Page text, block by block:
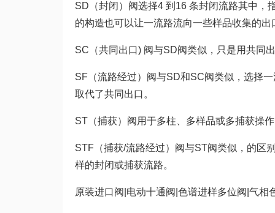
SD（封闭）阀选择4 到16 条封闭流路其中，
的构造也可以让一流路流向一些样品收集的出
SC（共同出口) 阀与SD阀类似，只是用共同
SF（流路经过）阀与SD和SC阀类似，选择
取代了共同出口。
ST（捕获）阀用于多柱、多样品或多捕获操
STF（捕获/流路经过）阀与ST阀类似，的区
样的封闭或捕获流路。
原装进口阀|电动十通阀|色谱进样多位阀|气